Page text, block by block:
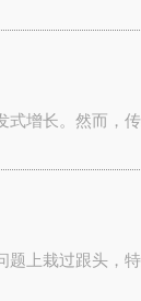
增长。然而，
上栽过跟头，